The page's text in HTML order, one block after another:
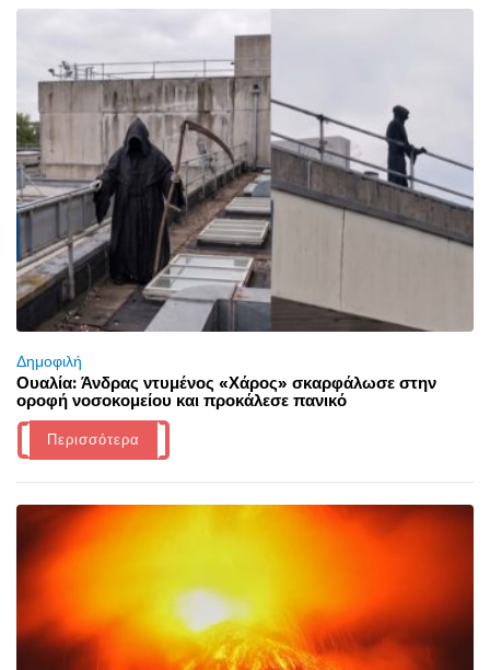
Δημοφιλή
Ουαλία: Άνδρας ντυμένος «Χάρος» σκαρφάλωσε στην
οροφή νοσοκομείου και προκάλεσε πανικό
Περισσότερα